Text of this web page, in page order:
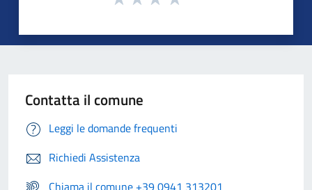
Contatta il comune
Leggi le domande frequenti
Richiedi Assistenza